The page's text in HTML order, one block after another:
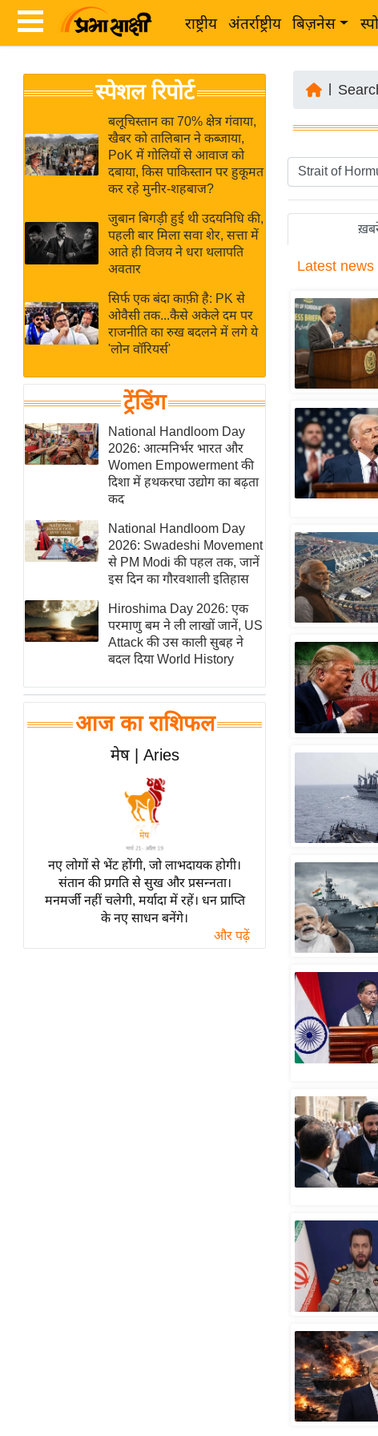
राष्ट्रीय अंतर्राष्ट्रीय बिज़नेस
News
Hindi
Hindi
Live
News in
Hindi
News
Hindi
Videos
ब
र
अंतर्राष्ट्रीय
बिज़नेस
उद्योग
विशेषज्ञ
राय
खेल
क्रिकेट
IPL
2026
मिसाल बेमिसाल
शख्सियत
यंग इंडिया
साहित्य जगत
ऑटो वर्ल्ड
न्यूज ब्रीफ
बॉलीवुड
हॉलीवुड
फिल्म समीक्षा
लाइफस्टाइल
टेक्नॉलॉजी
ब्यूटी/फैशन
घरेलू नुस्खे
पर्यटन स्थल
फिटनेस मंत्रा
स्पेशल रिपोर्ट
बलूचिस्तान का 70% क्षेत्र गंवाया,
खैबर को तालिबान ने कब्जाया,
PoK में गोलियों से आवाज को
दबाया, किस पाकिस्तान पर हुकूमत
कर रहे मुनीर-शहबाज?
जुबान बिगड़ी हुई थी उदयनिधि की,
पहली बार मिला सवा शेर, सत्ता में
आते ही विजय ने धरा थलापति
अवतार
सिर्फ एक बंदा काफ़ी है: PK से
ओवैसी तक...कैसे अकेले दम पर
राजनीति का रुख बदलने में लगे ये
'लोन वॉरियर्स'
ट्रेंडिंग
National Handloom Day
2026: आत्मनिर्भर भारत और
Women Empowerment की
दिशा में हथकरघा उद्योग का बढ़ता
कद
National Handloom Day
2026: Swadeshi Movement
से PM Modi की पहल तक, जानें
इस दिन का गौरवशाली इतिहास
Hiroshima Day 2026: एक
परमाणु बम ने ली लाखों जानें, US
Attack की उस काली सुबह ने
बदल दिया World History
आज का राशिफल
मेष | Aries
नए लोगों से भेंट होंगी, जो लाभदायक होगी।
संतान की प्रगति से सुख और प्रसन्नता।
मनमर्जी नहीं चलेगी, मर्यादा में रहें। धन प्राप्ति
के नए साधन बनेंगे।
और पढ़ें
Latest news